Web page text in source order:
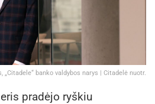
„Citadele“ banko valdybos narys | Citadelė nuotr.
pradėjo ryškiu